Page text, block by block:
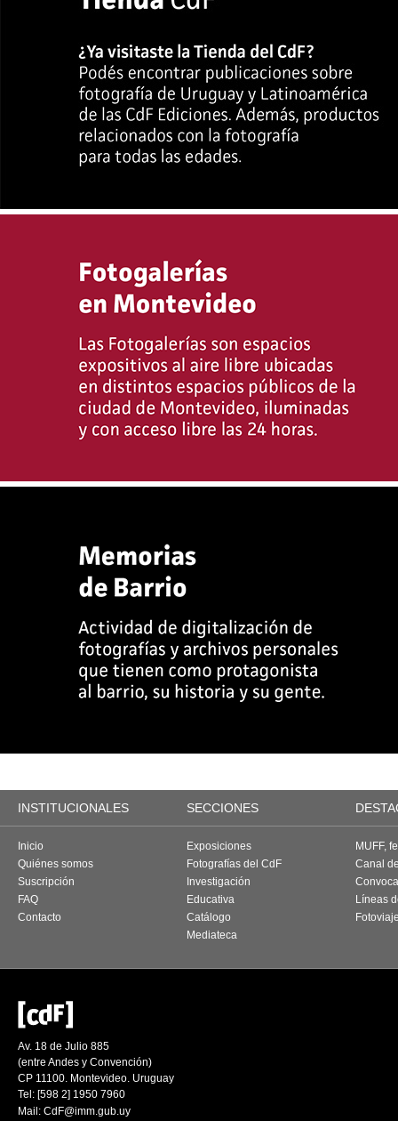
INSTITUCIONALES SECCIONES
Inicio
Quiénes somos
Suscripción
FAQ
Contacto
Exposiciones
Fotografías del CdF
Investigación
Educativa
Catálogo
Mediateca
MUFF,
Canal
Líneas
Av. 18 de Julio 885
(entre Andes y Convención)
CP 11100. Montevideo. Uruguay
Tel: [598 2] 1950 7960
Mail: CdF@imm.gub.uy